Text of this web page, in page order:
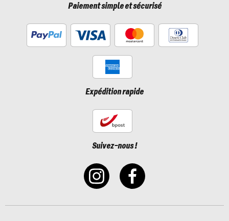
Paiement simple et sécurisé
Expédition rapide
Suivez-nous !